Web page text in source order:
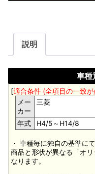
説明
車種
[適合条件 (全項目の一致が
メー
カー
三菱
年式 H4/5～H14/8
・ 車種毎に独自の基準に
商品と形状が異なる「オ
なります。